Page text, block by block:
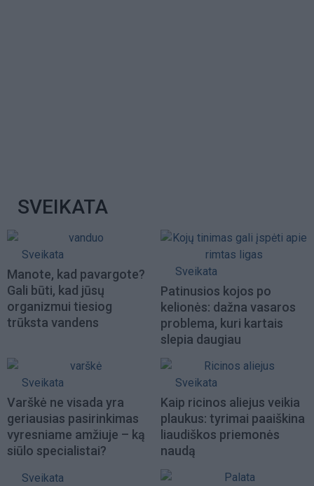
SVEIKATA
Sveikata
Manote, kad pavargote?
Gali būti, kad jūsų
organizmui tiesiog
trūksta vandens
Sveikata
Patinusios kojos po
kelionės: dažna vasaros
problema, kuri kartais
slepia daugiau
Sveikata
Varškė ne visada yra
geriausias pasirinkimas
vyresniame amžiuje – ką
siūlo specialistai?
Sveikata
Kaip ricinos aliejus veikia
plaukus: tyrimai paaiškina
liaudiškos priemonės
naudą
Sveikata